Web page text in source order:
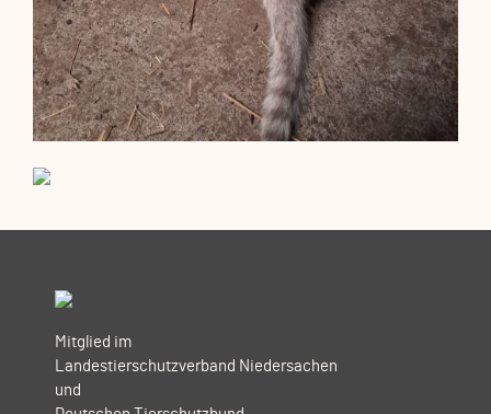
Mitglied im
Landestierschutzverband Niedersachen
und